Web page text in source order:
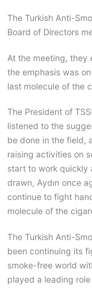
The Turkish Anti-
Board of Directors
At the meeting, they
the emphasis was
last molecule of the
The President of
listened to the
be done in the field,
raising activities on
start to work quickly
drawn, Aydın once
continue to fight
molecule of the
The Turkish Anti-
been continuing its
smoke-free world
played a leading